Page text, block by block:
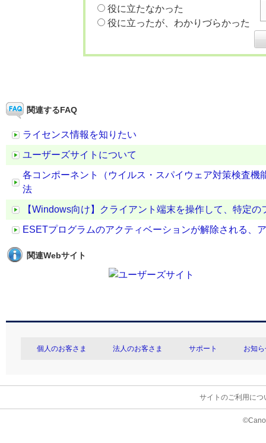
役に立たなかった
役に立ったが、わかりづらかった
関連するFAQ
ライセンス情報を知りたい
ユーザーズサイトについて
各コンポーネント（ウイルス・スパイウェア対策検査
法
【Windows向け】クライアント端末を操作して、特定
ESETプログラムのアクティベーションが解除される、
関連Webサイト
個人のお客さま 法人のお客さま サポート お知
サイトのご利用につ